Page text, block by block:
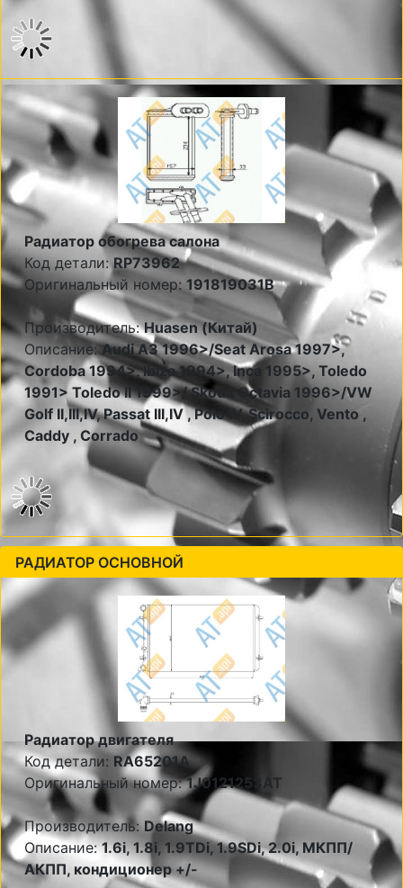
Радиатор обогрева салона
Код детали:RP73962
Оригинальный номер: 191819031B
Производитель:Huasen (Китай)
Описание:Audi A3 1996>/Seat Arosa 1997>,
Cordoba 1994>, Ibiza 1994>, Inca 1995>, Toledo
1991> Toledo II 1999>/ Skoda Octavia 1996>/VW
Golf II,III,IV, Passat III,IV , Polo IV, Scirocco, Vento ,
Caddy , Corrado
РАДИАТОР ОСНОВНОЙ
Радиатор двигателя
Код детали: RA65201A
Оригинальный номер:1J0121253AT
Производитель:Delang
Описание:1.6i, 1.8i, 1.9TDi, 1.9SDi, 2.0i, МКПП/
АКПП, кондиционер +/-